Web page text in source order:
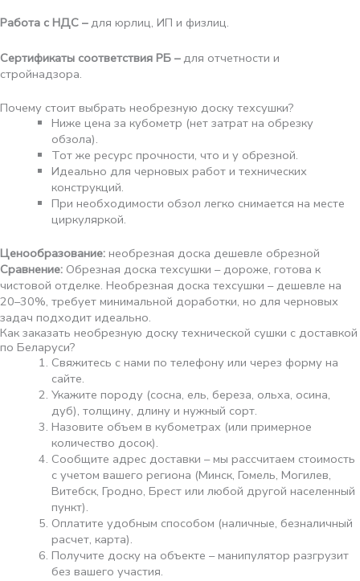
Работа с НДС –для юрлиц, ИП и физлиц.
Сертификаты соответствия РБ –для отчетности и
стройнадзора.
Почему стоит выбрать необрезную доску техсушки?
Ниже цена за кубометр (нет затрат на обрезку
обзола).
Тот же ресурс прочности, что и у обрезной.
Идеально для черновых работ и технических
конструкций.
При необходимости обзол легко снимается на месте
циркуляркой.
Ценообразование: необрезная доска дешевле обрезной
Сравнение: Обрезная доска техсушки – дороже, готова к
чистовой отделке. Необрезная доска техсушки – дешевле на
20–30%, требует минимальной доработки, но для черновых
задач подходит идеально.
Как заказать необрезную доску технической сушки с доставкой
по Беларуси?
Свяжитесь с нами по телефону или через форму на
сайте.
Укажите породу (сосна, ель, береза, ольха, осина,
дуб), толщину, длину и нужный сорт.
Назовите объем в кубометрах (или примерное
количество досок).
Сообщите адрес доставки – мы рассчитаем стоимость
с учетом вашего региона (Минск, Гомель, Могилев,
Витебск, Гродно, Брест или любой другой населенный
пункт).
Оплатите удобным способом (наличные, безналичный
расчет, карта).
Получите доску на объекте – манипулятор разгрузит
без вашего участия.